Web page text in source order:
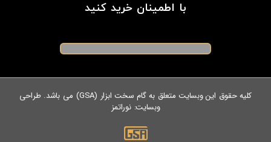
با اطمینان خرید کنید
کلیه حقوق این وبسایت متعلق به گام سخت ابزار (GSA) می باشد. طراحی
وبسایت:نوراتمز